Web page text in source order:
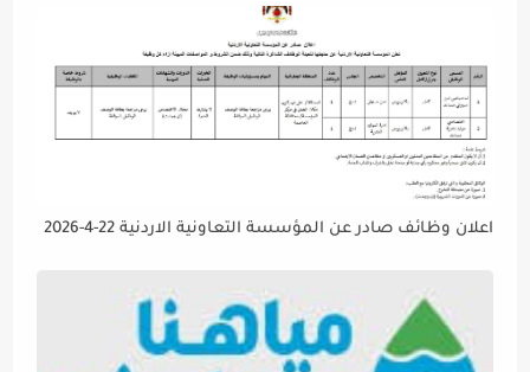
اعلان وظائف صادر عن المؤسسة التعاونية الاردنية 22-4-2026